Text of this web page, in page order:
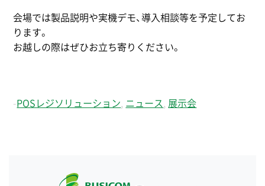
会場では製品説明や実機デモ、導入相談等を予定してお
ります。
お越しの際はぜひお立ち寄りください。
- POSレジソリューション ニュース 展示会